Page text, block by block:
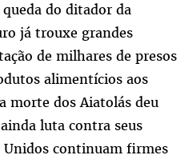
do ditador da
já trouxe grandes
de milhares de presos
alimentícios aos
morte dos Aiatolás deu
luta contra seus
Unidos continuam firmes